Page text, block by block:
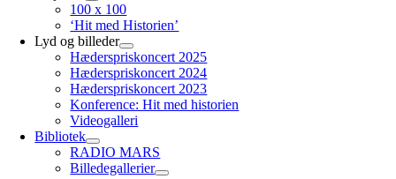
100 x 100
‘Hit med Historien’
Lyd og billeder
Hæderspriskoncert 2025
Hæderspriskoncert 2024
Hæderspriskoncert 2023
Konference: Hit med historien
Videogalleri
Bibliotek
RADIO MARS
Billedegallerier